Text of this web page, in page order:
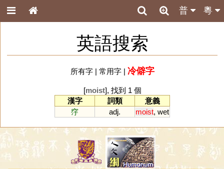
粵
普
英語搜索
所有字| 常用字| 冷僻字
[moist], 找到 1 個
漢字
詞類
意義
窏
adj. moist, wet